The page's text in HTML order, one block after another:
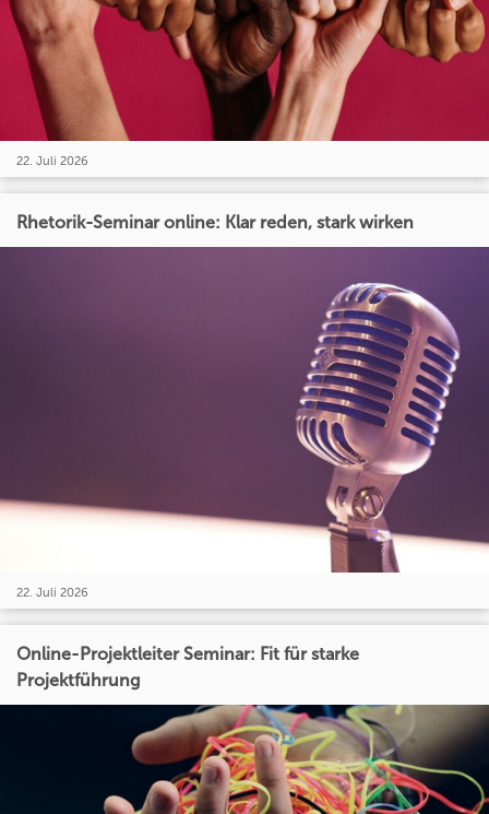
22. Juli 2026
Rhetorik-Seminar online: Klar reden, stark wirken
22. Juli 2026
Online-Projektleiter Seminar: Fit für starke
Projektführung